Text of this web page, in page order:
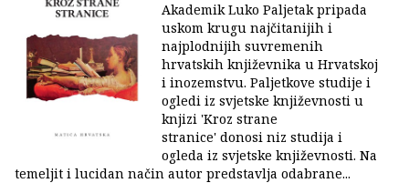
Akademik Luko Paljetak pripada
uskom krugu najčitanijih i
najplodnijih suvremenih
hrvatskih književnika u Hrvatskoj
i inozemstvu. Paljetkove studije i
ogledi iz svjetske književnosti u
knjizi 'Kroz strane
stranice' donosi niz studija i
ogleda iz svjetske književnosti. Na
temeljit i lucidan način autor predstavlja odabrane...